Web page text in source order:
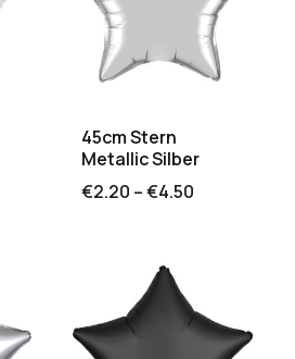
45cm Stern
Metallic Silber
€2.20 –€4.50